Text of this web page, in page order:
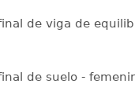
de viga de
de suelo -